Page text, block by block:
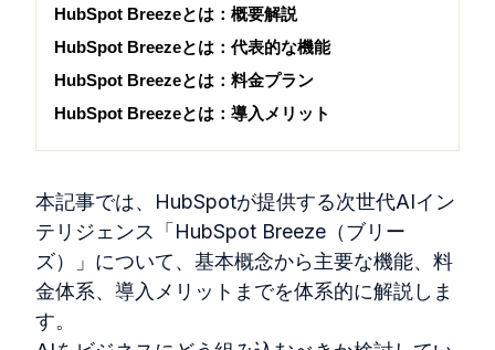
HubSpot Breezeとは：概要解説
HubSpot Breezeとは：代表的な機能
HubSpot Breezeとは：料金プラン
HubSpot Breezeとは：導入メリット
本記事では、HubSpotが提供する次世代AIイン
テリジェンス「HubSpot Breeze（ブリー
ズ）」について、基本概念から主要な機能、料
金体系、導入メリットまでを体系的に解説しま
す。